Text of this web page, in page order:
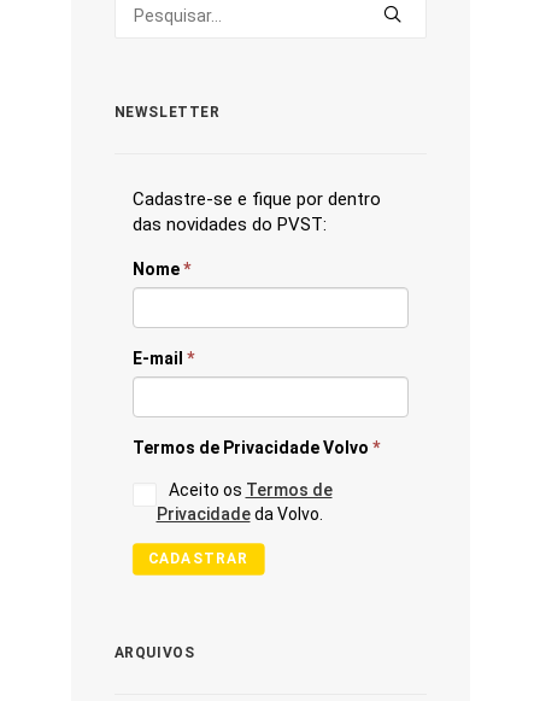
NEWSLETTER
Cadastre-se e fique por dentro
das novidades do PVST:
Nome*
E-mail *
Termos de Privacidade Volvo *
Aceito os Termos de
Privacidadeda Volvo.
CADASTRAR
ARQUIVOS